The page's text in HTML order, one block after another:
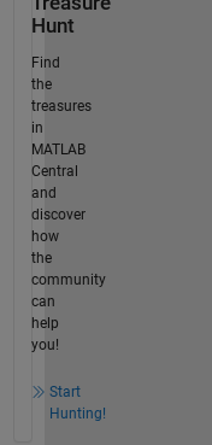
Hunt
Find
the
treasures
in
MATLAB
Central
and
discover
how
the
community
can
help
you!
Start
Hunting!